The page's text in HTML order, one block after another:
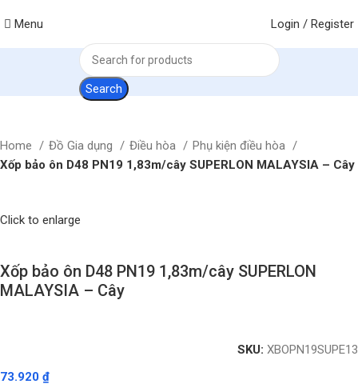
Menu Login / Register
Search
Home Đồ Gia dụng Điều hòa
Phụ kiện điều hòa
Xốp bảo ôn D48 PN19 1,83m/cây SUPERLON MALAYSIA – Cây
Click to enlarge
Xốp bảo ôn D48 PN19 1,83m/cây SUPERLON
MALAYSIA – Cây
SKU: XBOPN19SUPE13
73.920₫